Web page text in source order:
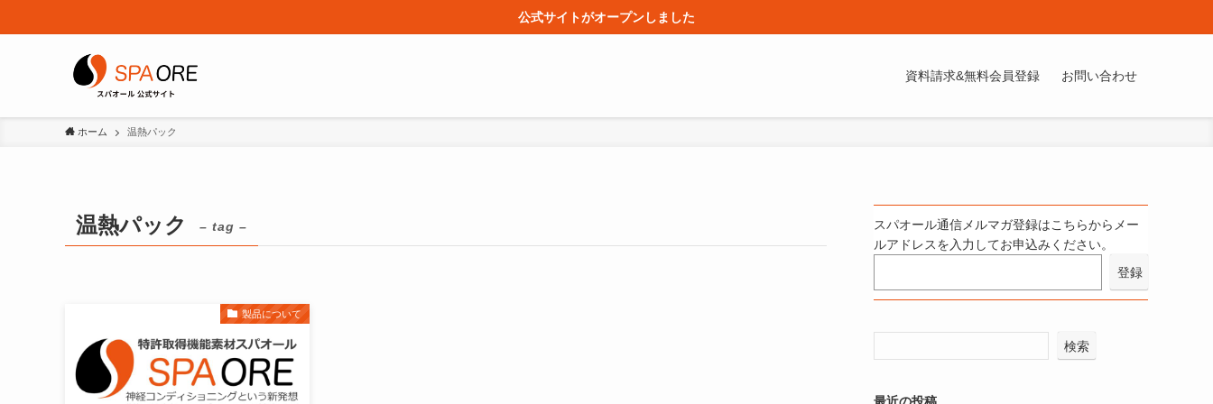
公式サイトがオープンしました
資料請求&無料会員登録 お問い合わせ
ホーム 温熱パック
温熱パック – tag –
製品について
スパオール通信メルマガ登録はこちらからメー
ルアドレスを入力してお申込みください。
検索